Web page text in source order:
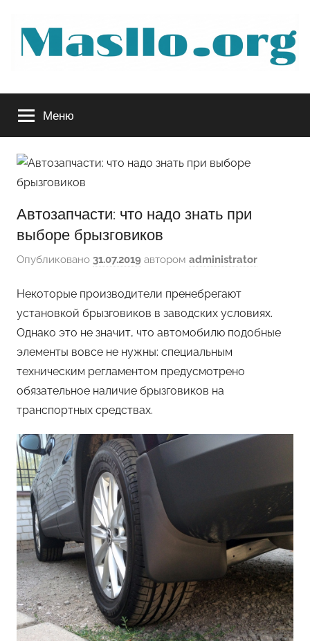
содержимому
Руководство
по
обслуживанию
авто
Меню
Автозапчасти: что надо знать при
выборе брызговиков
Опубликовано 31.07.2019 автором administrator
Некоторые производители пренебрегают
установкой брызговиков в заводских условиях.
Однако это не значит, что автомобилю подобные
элементы вовсе не нужны: специальным
техническим регламентом предусмотрено
обязательное наличие брызговиков на
транспортных средствах.